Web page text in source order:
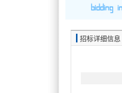
招标详细信息